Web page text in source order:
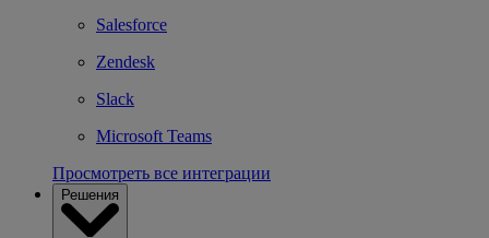
Salesforce
Zendesk
Slack
Microsoft Teams
Просмотреть все интеграции
Решения